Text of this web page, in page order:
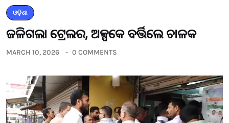
ଓଡ଼ିଶା
ଜଳିଗଲା ଟ୍ରେଲର, ଅଳ୍ପକେ ବର୍ତ୍ତିଲେ ଚାଳକ
MARCH 10, 2026 0 COMMENTS